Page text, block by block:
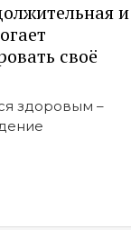
и
своё
здоровым –